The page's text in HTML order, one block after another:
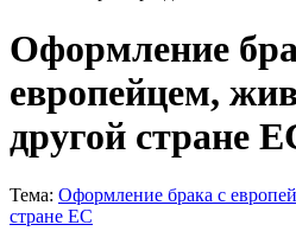
Оформление
европейцем,
другой стране
Тема: Оформление брака с
стране ЕС